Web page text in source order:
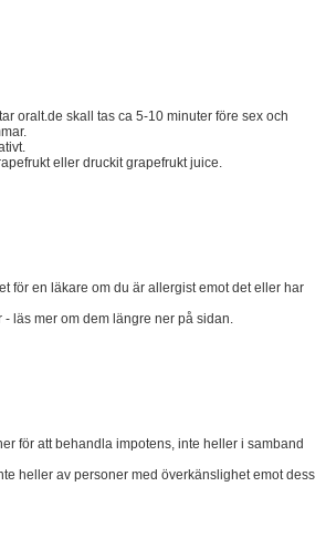
oralt.de skall tas ca 5-10 minuter före sex och
eller druckit grapefrukt juice.
för en läkare om du är allergist emot det eller har
läs mer om dem längre ner på sidan.
för att behandla impotens, inte heller i samband
heller av personer med överkänslighet emot dess